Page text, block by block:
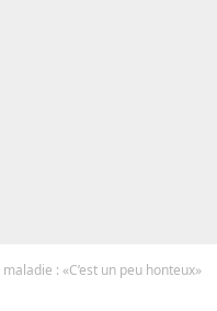
: «C’est un peu honteux»